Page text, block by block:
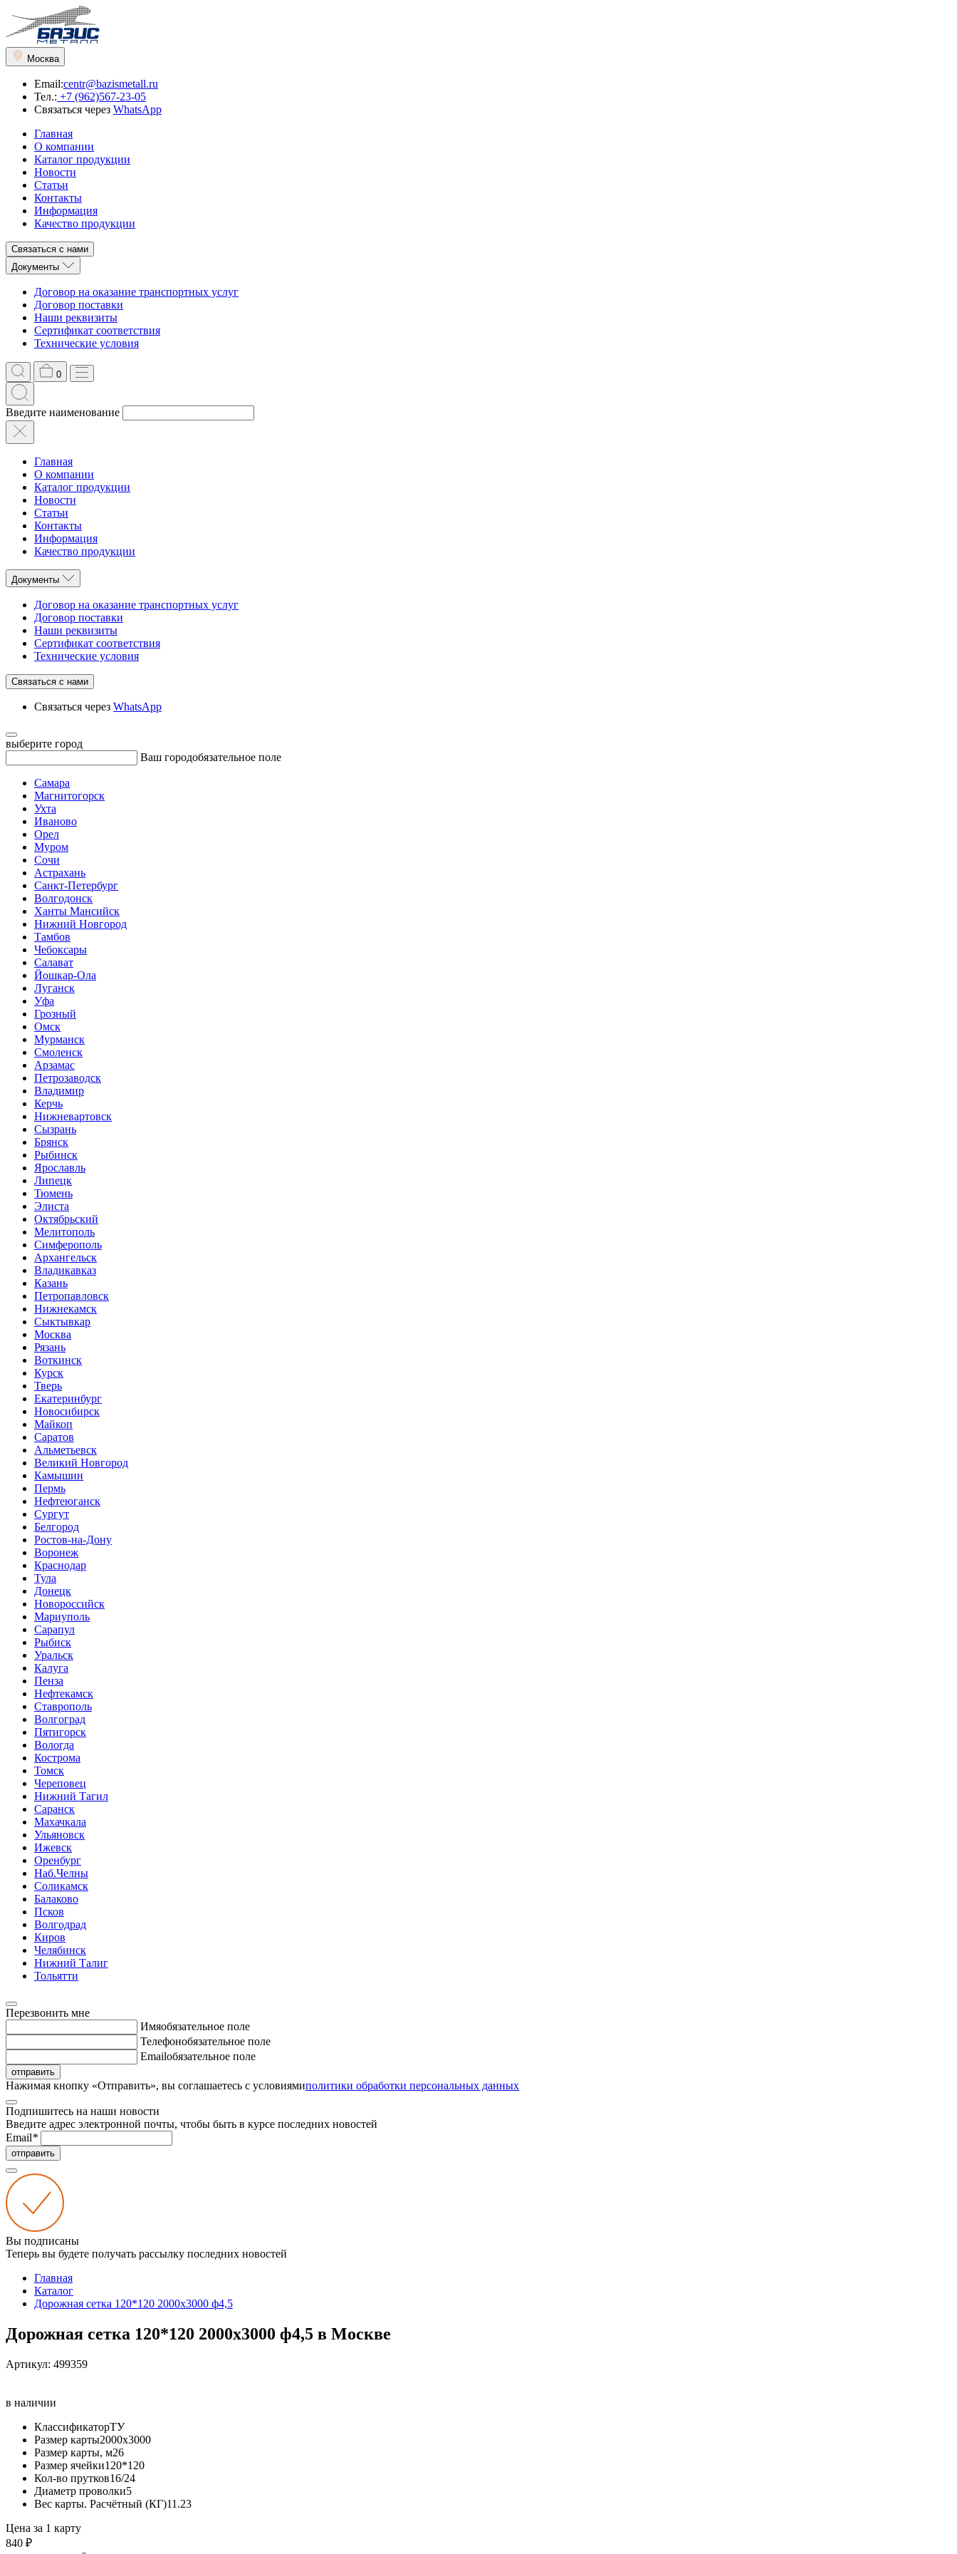
Москва
Email:centr@bazismetall.ru
Тел.: +7 (962)567-23-05
Связаться через WhatsApp
Главная
О компании
Каталог продукции
Новости
Статьи
Контакты
Информация
Качество продукции
Связаться с нами
Документы
Договор на оказание транспортных услуг
Договор поставки
Наши реквизиты
Сертификат соответствия
Технические условия
0
Введите наименование
Главная
О компании
Каталог продукции
Новости
Статьи
Контакты
Информация
Качество продукции
Документы
Договор на оказание транспортных услуг
Договор поставки
Наши реквизиты
Сертификат соответствия
Технические условия
Связаться с нами
Связаться через WhatsApp
выберите город
Ваш городобязательное поле
Самара
Магнитогорск
Ухта
Иваново
Орел
Муром
Сочи
Астрахань
Санкт-Петербург
Волгодонск
Ханты Мансийск
Нижний Новгород
Тамбов
Чебоксары
Салават
Йошкар-Ола
Луганск
Уфа
Грозный
Омск
Мурманск
Смоленск
Арзамас
Петрозаводск
Владимир
Керчь
Нижневартовск
Сызрань
Брянск
Рыбинск
Ярославль
Липецк
Тюмень
Элиста
Октябрьский
Мелитополь
Симферополь
Архангельск
Владикавказ
Казань
Петропавловск
Нижнекамск
Сыктывкар
Москва
Рязань
Воткинск
Курск
Тверь
Екатеринбург
Новосибирск
Майкоп
Саратов
Альметьевск
Великий Новгород
Камышин
Пермь
Нефтеюганск
Сургут
Белгород
Ростов-на-Дону
Воронеж
Краснодар
Тула
Донецк
Новороссийск
Мариуполь
Сарапул
Рыбиск
Уральск
Калуга
Пенза
Нефтекамск
Ставрополь
Волгоград
Пятигорск
Вологда
Кострома
Томск
Череповец
Нижний Тагил
Саранск
Махачкала
Ульяновск
Ижевск
Оренбург
Наб.Челны
Соликамск
Балаково
Псков
Волгодрад
Киров
Челябинск
Нижний Талиг
Тольятти
Перезвонить мне
Имяобязательное поле
Телефонобязательное поле
Emailобязательное поле
отправить
Нажимая кнопку «Отправить», вы соглашаетесь с условиямиполитики обработки персональных данных
Подпишитесь на наши новости
Введите адрес электронной почты, чтобы быть в курсе последних новостей
Email*
отправить
Вы подписаны
Теперь вы будете получать рассылку последних новостей
Главная
Каталог
Дорожная сетка 120*120 2000х3000 ф4,5
Дорожная сетка 120*120 2000х3000 ф4,5 в Москве
Артикул: 499359
в наличии
КлассификаторТУ
Размер карты2000х3000
Размер карты, м26
Размер ячейки120*120
Кол-во прутков16/24
Диаметр проволки5
Вес карты. Расчётный (КГ)11.23
Цена за 1 карту
840 ₽